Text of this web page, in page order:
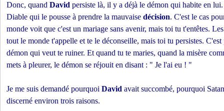
Donc, quand David persiste là, il y a déjà le démon qui habite en
Diable qui le pousse à prendre la mauvaise décision. C'est le cas
monde voit que c'est un mariage sans avenir, mais toi tu t'entêtes.
tout le monde t'appelle et te le déconseille, mais toi tu persistes.
démon qui veut te ruiner. Et quand tu te maries, quand la misère
mets à pleurer, le démon se réjouit en disant : " Je l'ai eu ! "
Je me suis demandé pourquoi David avait succombé, pourquoi
discerné environ trois raisons.